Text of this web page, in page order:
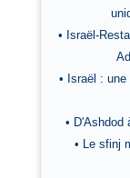
• Israël-
• Israël :
• D'Ashdod
• Le sfinj